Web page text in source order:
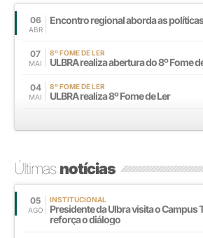
06
ABR
Encontro regional aborda as
07
MAI
8º FOME DE LER
ULBRA realiza abertura do 8º Fome
04
MAI
8º FOME DE LER
ULBRA realiza 8º Fome de Ler
Últimasnotícias
05
AGO
INSTITUCIONAL
Presidente da Ulbra visita o Campus
reforça o diálogo